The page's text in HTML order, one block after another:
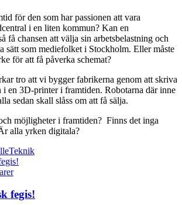
för den som har passionen att vara
i en liten kommun? Kan en
få chansen att välja sin arbetsbelastning och
sätt som mediefolket i Stockholm. Eller måste
för att få påverka schemat?
tro att vi bygger fabrikerna genom att skriva
i en 3D-printer i framtiden. Robotarna där inne
sedan skall slåss om att få sälja.
möjligheter i framtiden? Finns det inga
alla yrken digitala?
Teknik
fegis!